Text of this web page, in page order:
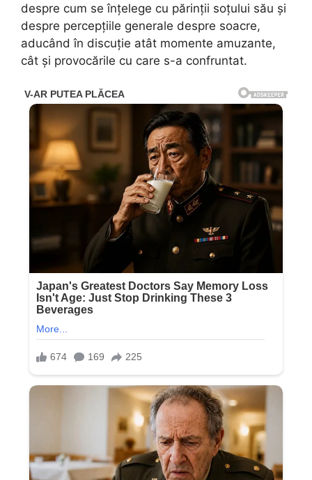
despre cum se înțelege cu părinții soțului său și
despre percepțiile generale despre soacre,
aducând în discuție atât momente amuzante,
cât și provocările cu care s-a confruntat.